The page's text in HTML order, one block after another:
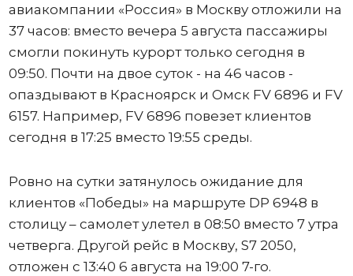
авиакомпании «Россия» в Москву отложили на
37 часов: вместо вечера 5 августа пассажиры
смогли покинуть курорт только сегодня в
09:50. Почти на двое суток - на 46 часов -
опаздывают в Красноярск и Омск FV 6896 и FV
6157. Например, FV 6896 повезет клиентов
сегодня в 17:25 вместо 19:55 среды.
Ровно на сутки затянулось ожидание для
клиентов «Победы» на маршруте DP 6948 в
столицу – самолет улетел в 08:50 вместо 7 утра
четверга. Другой рейс в Москву, S7 2050,
отложен с 13:40 6 августа на 19:00 7-го.